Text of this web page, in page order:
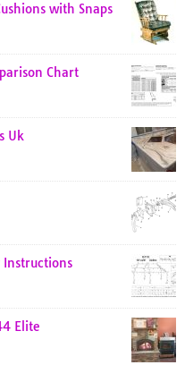
with Snaps
Chart
Uk
Instructions
Elite